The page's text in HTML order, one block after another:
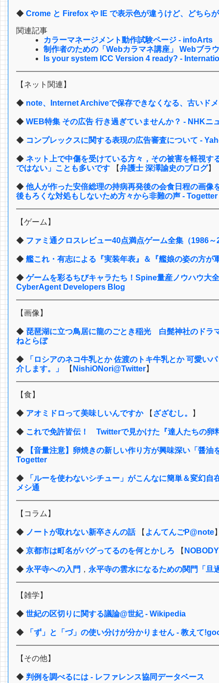
◆ Crome と Firefox や IE で表示色が違うけど、どちら
関連記事
カラーマネージメント動作試験ページ - infoArts
制作者のための「Webカラマネ講座」 Webブラ
Is your system ICC Version 4 ready? -
【ネット関連】
◆ note、Internet Archiveで保存できなくなる、古いド
◆ WEB特集 その広告 行き過ぎていませんか？ - NHKニ
◆ コンプレックスに関する表現の広告審査について -
◆ ネット上で中傷を受けている方々，その被害を軽視
ではない」ことも多いです 【弁護士 深澤諭史のブログ】
◆ 他人が作った安倍総理の持病再発後の会食日程の画
後もろくな対処もしないため方々から非難の声 - Togetter
【ゲーム】
◆ ファミ通クロスレビュー40点満点ゲーム全集（1986～
◆ 艦これ・有志による『実装年表』＆『艦娘の姿の方が
◆ ゲームを彩るちびキャラたち！Spine量産ノウハウ大
CyberAgent Developers Blog
【画像】
◆ 琵琶湖に立つ鳥居に龍のごとき稲光 白髭神社のドラ
ねとらぼ
◆
「ロシアのネコ牛乳とか 佐渡のトキ牛乳とか 可愛い
介します。」
【 NishiONori@Twitter】
【食】
◆ アオミドロって美味しいんですか【 ざざむし。 】
◆ これで免許皆伝！ Twitterで見かけた『達人たちの卵
◆
【音量注意】卵焼きの新しい作り方が興味深い「醤
Togetter
◆
「ルーを使わないシチュー」がこんなに簡単＆変幻
メシ通
【コラム】
◆ ノートが取れない新卒さんの話【 よんてんごP@note
◆ 京都市は町名がバグってるのを何とかしろ 【
◆ 永平寺への入門 ， 永平寺の雲水になるための関門「旦
【雑学】
◆ 世紀の区切りに関する議論@世紀 - Wikipedia
◆ 「ず」と「づ」の使い分けが分かりません - 教えて
【その他】
◆ 判例を調べるには - レファレンス協同データベース